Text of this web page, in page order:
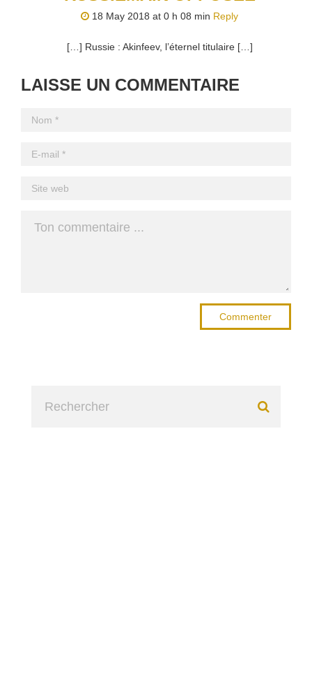
18 May 2018 at 0 h 08 min Reply
[…] Russie : Akinfeev, l’éternel titulaire […]
LAISSE UN COMMENTAIRE
Commenter